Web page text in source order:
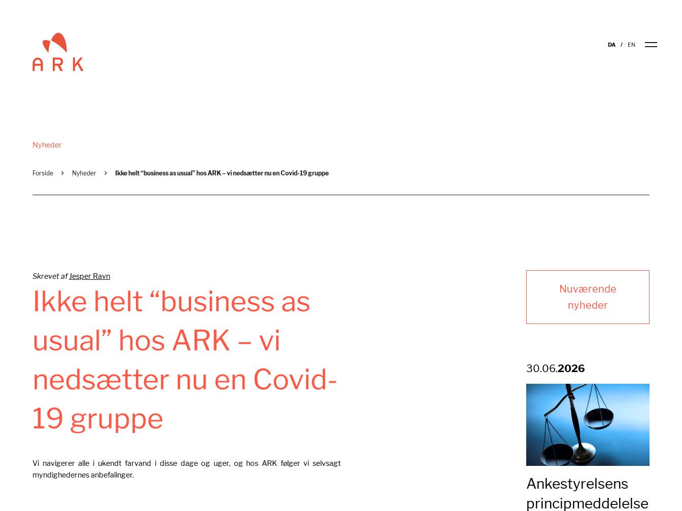
DA EN
Nyheder
Forside Nyheder Ikke helt “business as usual” hos ARK – vi nedsætter nu en Covid-19 gruppe
Skrevet af Jesper Ravn
Ikke helt “business as
usual” hos ARK – vi
nedsætter nu en Covid-
19 gruppe
Vi navigerer alle i ukendt farvand i disse dage og uger, og hos ARK følger vi selvsagt
myndighedernes anbefalinger.
Nuværende
nyheder
30.06.2026
Ankestyrelsens
principmeddelelse